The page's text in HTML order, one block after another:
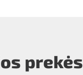
prekės